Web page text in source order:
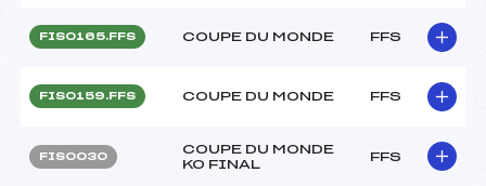
FIS0165.FFS COUPE DU MONDE FFS
FIS0159.FFS COUPE DU MONDE FFS
FIS0030
COUPE DU MONDE
KO FINAL
FFS